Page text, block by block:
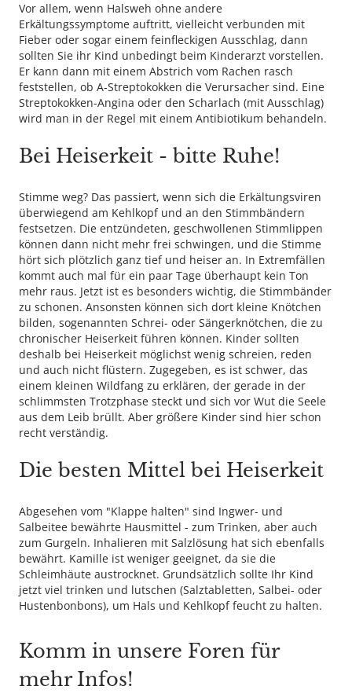
Vor allem, wenn Halsweh ohne andere
Erkältungssymptome auftritt, vielleicht verbunden mit
Fieber oder sogar einem feinfleckigen Ausschlag, dann
sollten Sie ihr Kind unbedingt beim Kinderarzt vorstellen.
Er kann dann mit einem Abstrich vom Rachen rasch
feststellen, ob A-Streptokokken die Verursacher sind. Eine
Streptokokken-Angina oder den Scharlach (mit Ausschlag)
wird man in der Regel mit einem Antibiotikum behandeln.
Bei Heiserkeit - bitte Ruhe!
Stimme weg? Das passiert, wenn sich die Erkältungsviren
überwiegend am Kehlkopf und an den Stimmbändern
festsetzen. Die entzündeten, geschwollenen Stimmlippen
können dann nicht mehr frei schwingen, und die Stimme
hört sich plötzlich ganz tief und heiser an. In Extremfällen
kommt auch mal für ein paar Tage überhaupt kein Ton
mehr raus. Jetzt ist es besonders wichtig, die Stimmbänder
zu schonen. Ansonsten können sich dort kleine Knötchen
bilden, sogenannten Schrei- oder Sängerknötchen, die zu
chronischer Heiserkeit führen können. Kinder sollten
deshalb bei Heiserkeit möglichst wenig schreien, reden
und auch nicht flüstern. Zugegeben, es ist schwer, das
einem kleinen Wildfang zu erklären, der gerade in der
schlimmsten Trotzphase steckt und sich vor Wut die Seele
aus dem Leib brüllt. Aber größere Kinder sind hier schon
recht verständig.
Die besten Mittel bei Heiserkeit
Abgesehen vom "Klappe halten" sind Ingwer- und
Salbeitee bewährte Hausmittel - zum Trinken, aber auch
zum Gurgeln. Inhalieren mit Salzlösung hat sich ebenfalls
bewährt. Kamille ist weniger geeignet, da sie die
Schleimhäute austrocknet. Grundsätzlich sollte Ihr Kind
jetzt viel trinken und lutschen (Salztabletten, Salbei- oder
Hustenbonbons), um Hals und Kehlkopf feucht zu halten.
Komm in unsere Foren für
mehr Infos!